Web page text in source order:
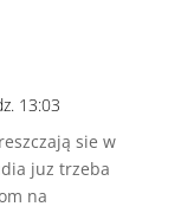
13:03
sie w
juz trzeba
na